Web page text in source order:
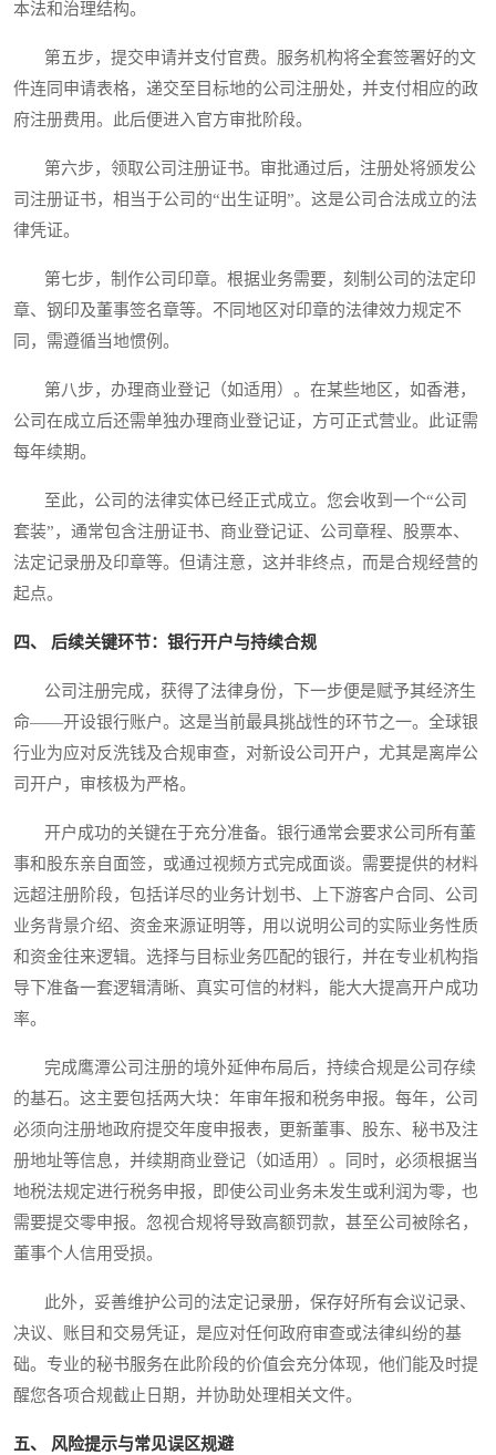
本法和治理结构。
第五步，提交申请并支付官费。服务机构将全套签署好的文
件连同申请表格，递交至目标地的公司注册处，并支付相应的政
府注册费用。此后便进入官方审批阶段。
第六步，领取公司注册证书。审批通过后，注册处将颁发公
司注册证书，相当于公司的“出生证明”。这是公司合法成立的法
律凭证。
第七步，制作公司印章。根据业务需要，刻制公司的法定印
章、钢印及董事签名章等。不同地区对印章的法律效力规定不
同，需遵循当地惯例。
第八步，办理商业登记（如适用）。在某些地区，如香港，
公司在成立后还需单独办理商业登记证，方可正式营业。此证需
每年续期。
至此，公司的法律实体已经正式成立。您会收到一个“公司
套装”，通常包含注册证书、商业登记证、公司章程、股票本、
法定记录册及印章等。但请注意，这并非终点，而是合规经营的
起点。
四、 后续关键环节：银行开户与持续合规
公司注册完成，获得了法律身份，下一步便是赋予其经济生
命——开设银行账户。这是当前最具挑战性的环节之一。全球银
行业为应对反洗钱及合规审查，对新设公司开户，尤其是离岸公
司开户，审核极为严格。
开户成功的关键在于充分准备。银行通常会要求公司所有董
事和股东亲自面签，或通过视频方式完成面谈。需要提供的材料
远超注册阶段，包括详尽的业务计划书、上下游客户合同、公司
业务背景介绍、资金来源证明等，用以说明公司的实际业务性质
和资金往来逻辑。选择与目标业务匹配的银行，并在专业机构指
导下准备一套逻辑清晰、真实可信的材料，能大大提高开户成功
率。
完成鹰潭公司注册的境外延伸布局后，持续合规是公司存续
的基石。这主要包括两大块：年审年报和税务申报。每年，公司
必须向注册地政府提交年度申报表，更新董事、股东、秘书及注
册地址等信息，并续期商业登记（如适用）。同时，必须根据当
地税法规定进行税务申报，即使公司业务未发生或利润为零，也
需要提交零申报。忽视合规将导致高额罚款，甚至公司被除名，
董事个人信用受损。
此外，妥善维护公司的法定记录册，保存好所有会议记录、
决议、账目和交易凭证，是应对任何政府审查或法律纠纷的基
础。专业的秘书服务在此阶段的价值会充分体现，他们能及时提
醒您各项合规截止日期，并协助处理相关文件。
五、 风险提示与常见误区规避